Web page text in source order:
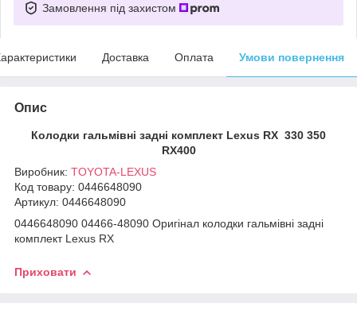
Замовлення під захистом
Доставка Оплата Умови повернення
Опис
Колодки гальмівні задні комплект Lexus RX 330 350
RX400
Виробник: TOYOTA-LEXUS
Код товару: 0446648090
Артикул: 0446648090
0446648090 04466-48090 Оригінал колодки гальмівні задні
комплект Lexus RX
Приховати